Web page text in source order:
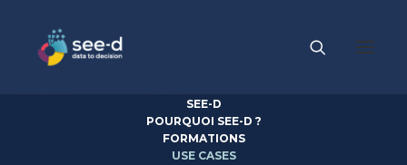
SEE-D
POURQUOI SEE-D ?
FORMATIONS
USE CASES